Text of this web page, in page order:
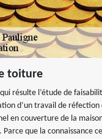
toiture
résulte l’étude de
d’un travail de réfection
en couverture de la
que la connaissance